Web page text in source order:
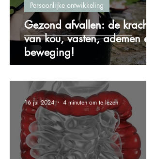
Gezond afvallen: de kracht
van kou, vasten, ademen en
beweging!
Persoonlijke ontwikkeling
16 jul 2024 4 minuten om te lezen